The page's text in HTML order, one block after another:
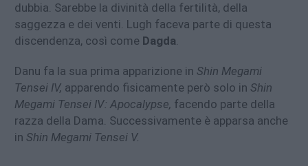
dubbia. Sarebbe la divinità della fertilità, della
saggezza e dei venti. Lugh faceva parte di questa
discendenza, così come Dagda.
Danu fa la sua prima apparizione in Shin Megami
Tensei IV, apparendo fisicamente però solo in Shin
Megami Tensei IV: Apocalypse, facendo parte della
razza della Dama. Successivamente è apparsa anche
in Shin Megami Tensei V.